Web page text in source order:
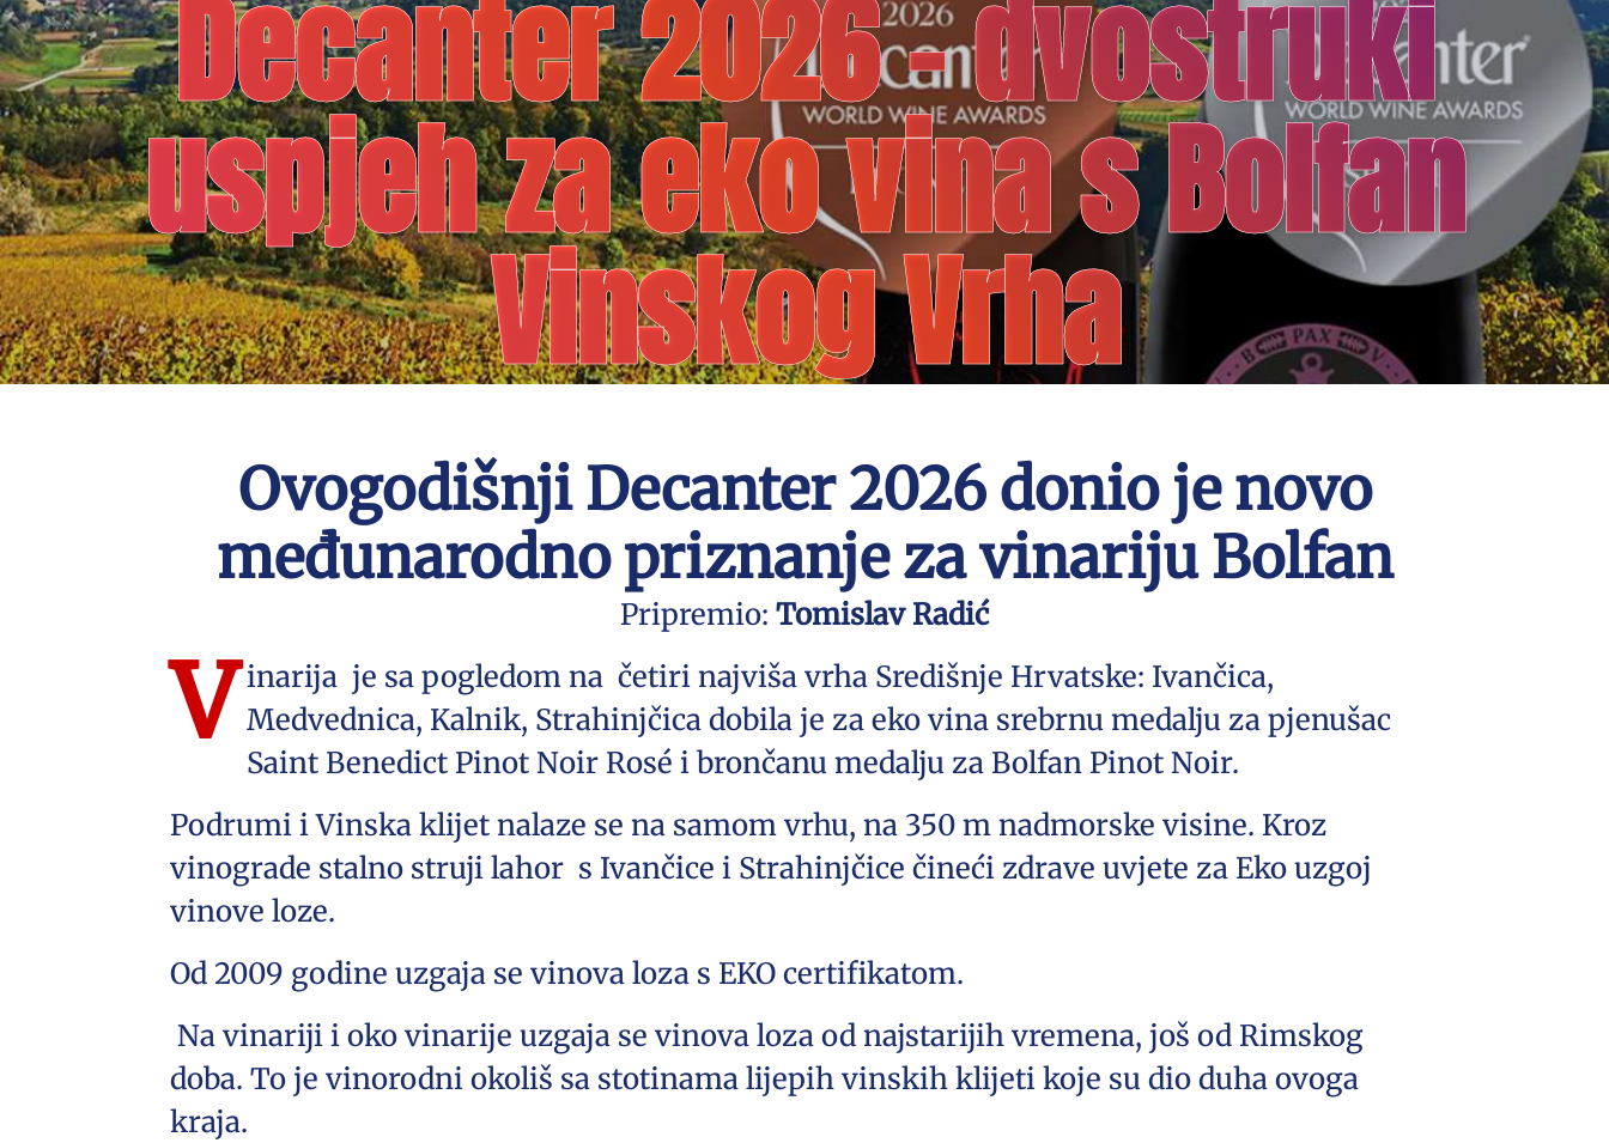
Decanter 2026 – dvostruki
uspjeh za eko vina s Bolfan
Vinskog Vrha
Ovogodišnji Decanter 2026 donio je novo
međunarodno priznanje za vinariju Bolfan
Pripremio: Tomislav Radić
V inarija je sa pogledom na četiri najviša vrha Središnje Hrvatske: Ivančica,
Medvednica, Kalnik, Strahinjčica dobila je za eko vina srebrnu medalju za pjenušac
Saint Benedict Pinot Noir Rosé i brončanu medalju za Bolfan Pinot Noir.
Podrumi i Vinska klijet nalaze se na samom vrhu, na 350 m nadmorske visine. Kroz
vinograde stalno struji lahor s Ivančice i Strahinjčice čineći zdrave uvjete za Eko uzgoj
vinove loze.
Od 2009 godine uzgaja se vinova loza s EKO certifikatom.
Na vinariji i oko vinarije uzgaja se vinova loza od najstarijih vremena, još od Rimskog
doba. To je vinorodni okoliš sa stotinama lijepih vinskih klijeti koje su dio duha ovoga
kraja.